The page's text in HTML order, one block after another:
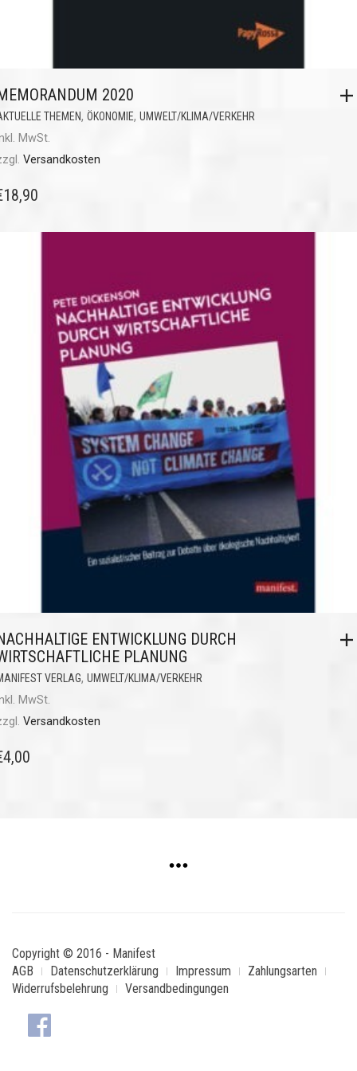
2020
THEMEN, ÖKONOMIE, UMWELT/KLIMA/VERKEHR
MwSt.
Versandkosten
18,90
ENTWICKLUNG DURCH
PLANUNG
VERLAG, UMWELT/KLIMA/VERKEHR
MwSt.
Versandkosten
4,00
Copyright © 2016 - Manifest
AGB
Datenschutzerklärung Impressum
Zahlungsarten
Widerrufsbelehrung
Versandbedingungen